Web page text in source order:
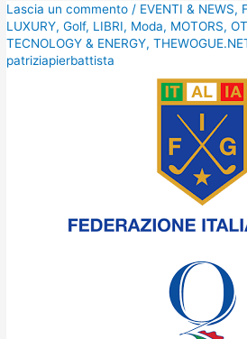
Lascia un commento / EVENTI & NEWS,
LUXURY,Golf, LIBRI, Moda, MOTORS,
TECNOLOGY & ENERGY,
patriziapierbattista